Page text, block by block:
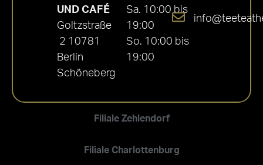
Filiale Zehlendorf
Filiale Charlottenburg
UND CAFÉ
Goltzstraße
2 10781
Berlin
Schöneberg
Sa. 10:00 bis
19:00
So. 10:00 bis
19:00